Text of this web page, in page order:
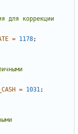
= 1178;
= 1031;